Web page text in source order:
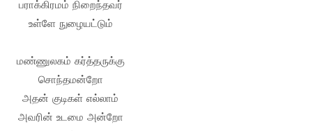
பராக்கிரமம் நிறைந்தவர்
உள்ளே நுழையட்டும்
மண்ணுலகம் கர்த்தருக்கு
சொந்தமன்றோ
அதன் குடிகள் எல்லாம்
அவரின் உடமை அன்றோ